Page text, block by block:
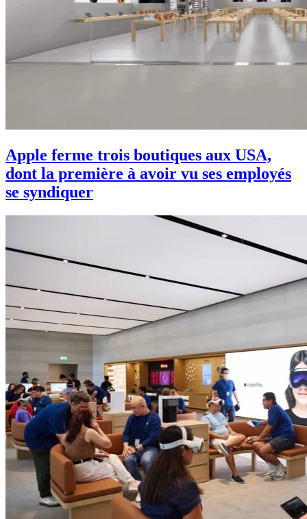
Apple ferme trois boutiques aux USA,
dont la première à avoir vu ses employés
se syndiquer